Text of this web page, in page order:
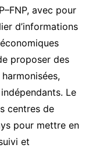
avec pour
d’informations
proposer des
Le
centres de
pour mettre en
et